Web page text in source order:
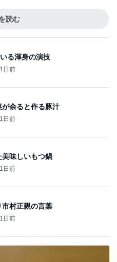
読む
る渾身の演技
1日前
余ると作る豚汁
1日前
味しいもつ鍋
1日前
村正親の言葉
1日前